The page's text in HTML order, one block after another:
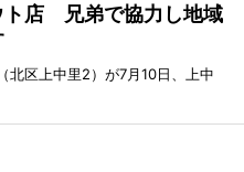
ト店 兄弟で協力し地域
北区上中里2）が7月10日、上中